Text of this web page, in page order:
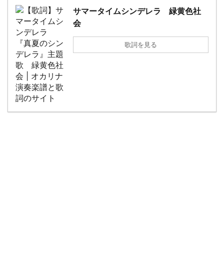
サマータイムシンデレラ 緑黄色社
会
歌詞を見る